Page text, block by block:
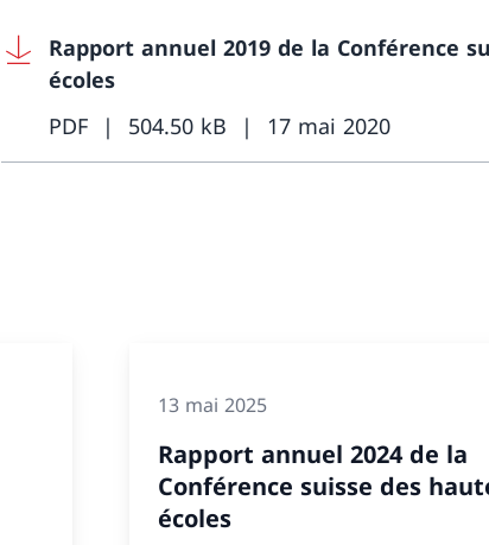
Rapport annuel 2019 de la Conférence
écoles
PDF
504.50 kB 17 mai 2020
13 mai 2025
Rapport annuel 2024 de la
Conférence suisse des
écoles